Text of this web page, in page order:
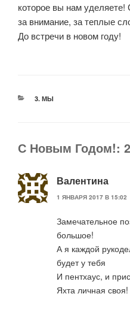
которое вы нам
за внимание, за теплые
До встречи в новом году!
РУБРИКИ
3. МЫ
С Новым Годом!:
Валентина
1 ЯНВАРЯ 2017 В 15:02
Замечательное
большое!
А я каждой
будет у тебя
И пентхаус, и
Яхта личная своя!